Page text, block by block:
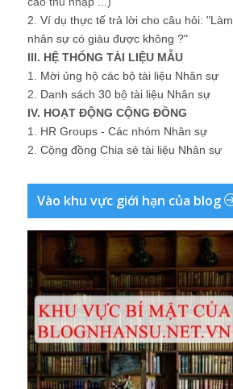
2. Ví dụ thực tế trả lời cho câu hỏi: "Làm
nhân sự có giàu được không ?"
III. HỆ THỐNG TÀI LIỆU MẪU
1. Mời ủng hộ các bộ tài liệu Nhân sự
2. Danh sách 30 bộ tài liệu Nhân sự
IV. HOẠT ĐỘNG CỘNG ĐỒNG
1. HR Groups - Các nhóm Nhân sự
2. Cộng đồng Chia sẻ tài liệu Nhân sự
Vào khu vực giới hạn của blog